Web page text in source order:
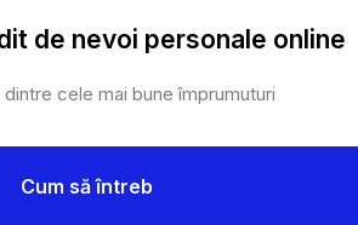
de nevoi personale online
dintre cele mai bune împrumuturi
Cum să întreb